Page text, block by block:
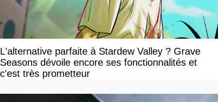
L'alternative parfaite à Stardew Valley ? Grave
Seasons dévoile encore ses fonctionnalités et
c'est très prometteur